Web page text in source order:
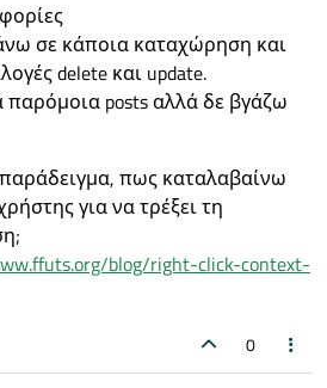
σε κάποια καταχώρηση και
delete και update.
posts αλλά δε βγάζω
πως καταλαβαίνω
για να τρέξει τη
blog/right-click-context-
0